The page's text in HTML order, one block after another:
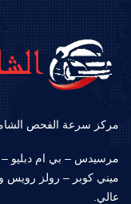
مركز سرعة الفحص
مرسيدس – بي ام دبليو
ميني كوبر – رولز رويس
عالي.